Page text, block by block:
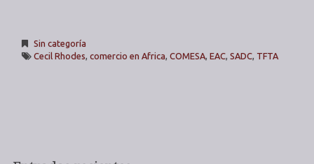
Sin categoría
Cecil Rhodes comercio en Africa COMESA, EAC, SADC, TFTA